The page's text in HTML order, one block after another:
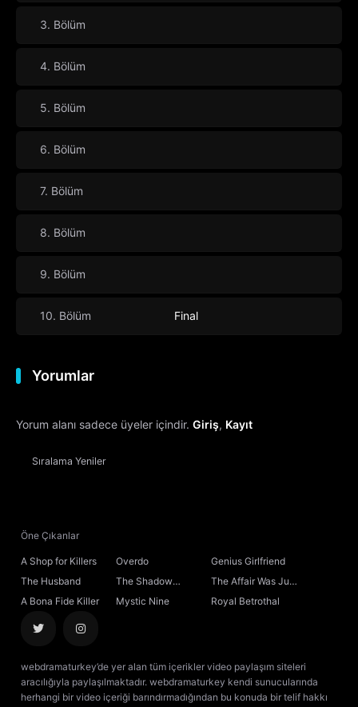
3. Bölüm
4. Bölüm
5. Bölüm
6. Bölüm
7. Bölüm
8. Bölüm
9. Bölüm
10. Bölüm Final
Yorumlar
Yorum alanı sadece üyeler içindir. Giriş, Kayıt
Sıralama Yeniler
Öne Çıkanlar
A Shop for Killers Overdo
Genius Girlfriend
The Husband
The Shadow
Sovereign
The Affair Was Just
the Beginning
A Bona Fide Killer Mystic Nine Royal Betrothal
webdramaturkey’de yer alan tüm içerikler video paylaşım siteleri
aracılığıyla paylaşılmaktadır. webdramaturkey kendi sunucularında
herhangi bir video içeriği barındırmadığından bu konuda bir telif hakkı